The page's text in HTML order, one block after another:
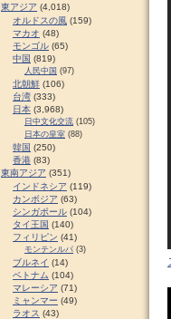
東アジア (4,018)
オルドスの風 (159)
マカオ (48)
モンゴル (65)
中国 (819)
人民中国 (97)
北朝鮮 (106)
台湾 (333)
日本 (3,968)
日中文化交流 (105)
日本の皇室 (88)
韓国 (250)
香港 (83)
東南アジア (351)
インドネシア (119)
カンボジア (63)
シンガポール (104)
タイ王国 (140)
フィリピン (41)
モンテンルパ (3)
ブルネイ (14)
ベトナム (104)
マレーシア (71)
ミャンマー (49)
ラオス (43)